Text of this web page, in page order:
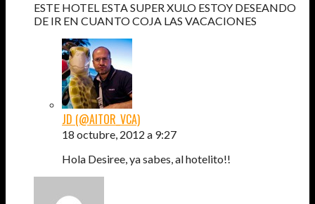
ESTE HOTEL ESTA SUPER XULO ESTOY DESEANDO
DE IR EN CUANTO COJA LAS VACACIONES
JD (@AITOR_VCA)
18 octubre, 2012 a 9:27
Hola Desiree, ya sabes, al hotelito!!